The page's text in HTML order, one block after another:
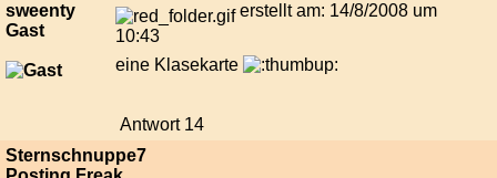
sweenty
Gast
erstellt am: 14/8/2008 um
10:43
eine Klasekarte
Antwort 14
Sternschnuppe7